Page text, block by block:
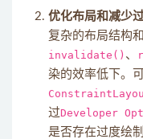
优化布局和减少
复杂的布局结构
invalidate() 、
染的效率低下。
过Developer
是否存在过度绘制